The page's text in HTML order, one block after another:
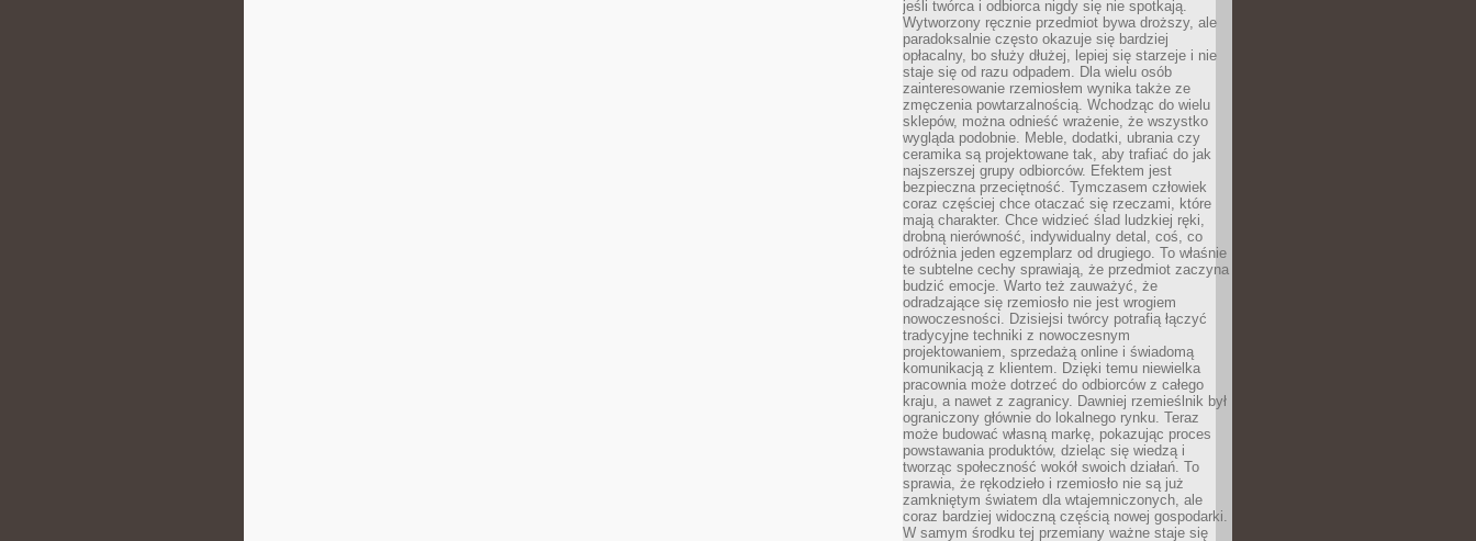
jeśli twórca i odbiorca nigdy się nie spotkają.
Wytworzony ręcznie przedmiot bywa droższy, ale
paradoksalnie często okazuje się bardziej
opłacalny, bo służy dłużej, lepiej się starzeje i nie
staje się od razu odpadem. Dla wielu osób
zainteresowanie rzemiosłem wynika także ze
zmęczenia powtarzalnością. Wchodząc do wielu
sklepów, można odnieść wrażenie, że wszystko
wygląda podobnie. Meble, dodatki, ubrania czy
ceramika są projektowane tak, aby trafiać do jak
najszerszej grupy odbiorców. Efektem jest
bezpieczna przeciętność. Tymczasem człowiek
coraz częściej chce otaczać się rzeczami, które
mają charakter. Chce widzieć ślad ludzkiej ręki,
drobną nierówność, indywidualny detal, coś, co
odróżnia jeden egzemplarz od drugiego. To właśnie
te subtelne cechy sprawiają, że przedmiot zaczyna
budzić emocje. Warto też zauważyć, że
odradzające się rzemiosło nie jest wrogiem
nowoczesności. Dzisiejsi twórcy potrafią łączyć
tradycyjne techniki z nowoczesnym
projektowaniem, sprzedażą online i świadomą
komunikacją z klientem. Dzięki temu niewielka
pracownia może dotrzeć do odbiorców z całego
kraju, a nawet z zagranicy. Dawniej rzemieślnik był
ograniczony głównie do lokalnego rynku. Teraz
może budować własną markę, pokazując proces
powstawania produktów, dzieląc się wiedzą i
tworząc społeczność wokół swoich działań. To
sprawia, że rękodzieło i rzemiosło nie są już
zamkniętym światem dla wtajemniczonych, ale
coraz bardziej widoczną częścią nowej gospodarki.
W samym środku tej przemiany ważne staje się